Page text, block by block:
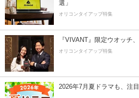
選」
オリコンタイアップ特集
『VIVANT』限定ウオッチ
オリコンタイアップ特集
2026年7月夏ドラマも、注